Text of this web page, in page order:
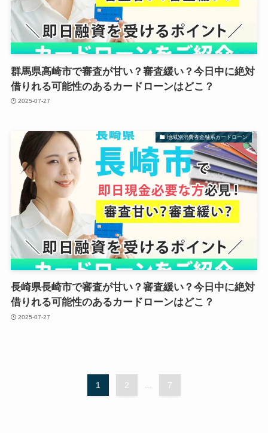
群馬県高崎市で審査が甘い？審査緩い？今日中に絶対
借りれる可能性のあるカードローンはどこ？
2025-07-27
地域別消費者金融系カードローン
長崎県長崎市で審査が甘い？審査緩い？今日中に絶対
借りれる可能性のあるカードローンはどこ？
2025-07-27
1 2 ... 7